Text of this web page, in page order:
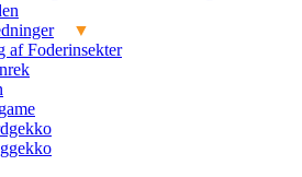
af Foderinsekter